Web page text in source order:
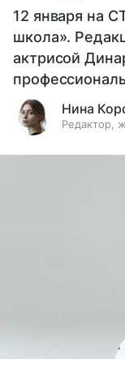
12 января на
школа».
актрисой
Нина
Редактор,